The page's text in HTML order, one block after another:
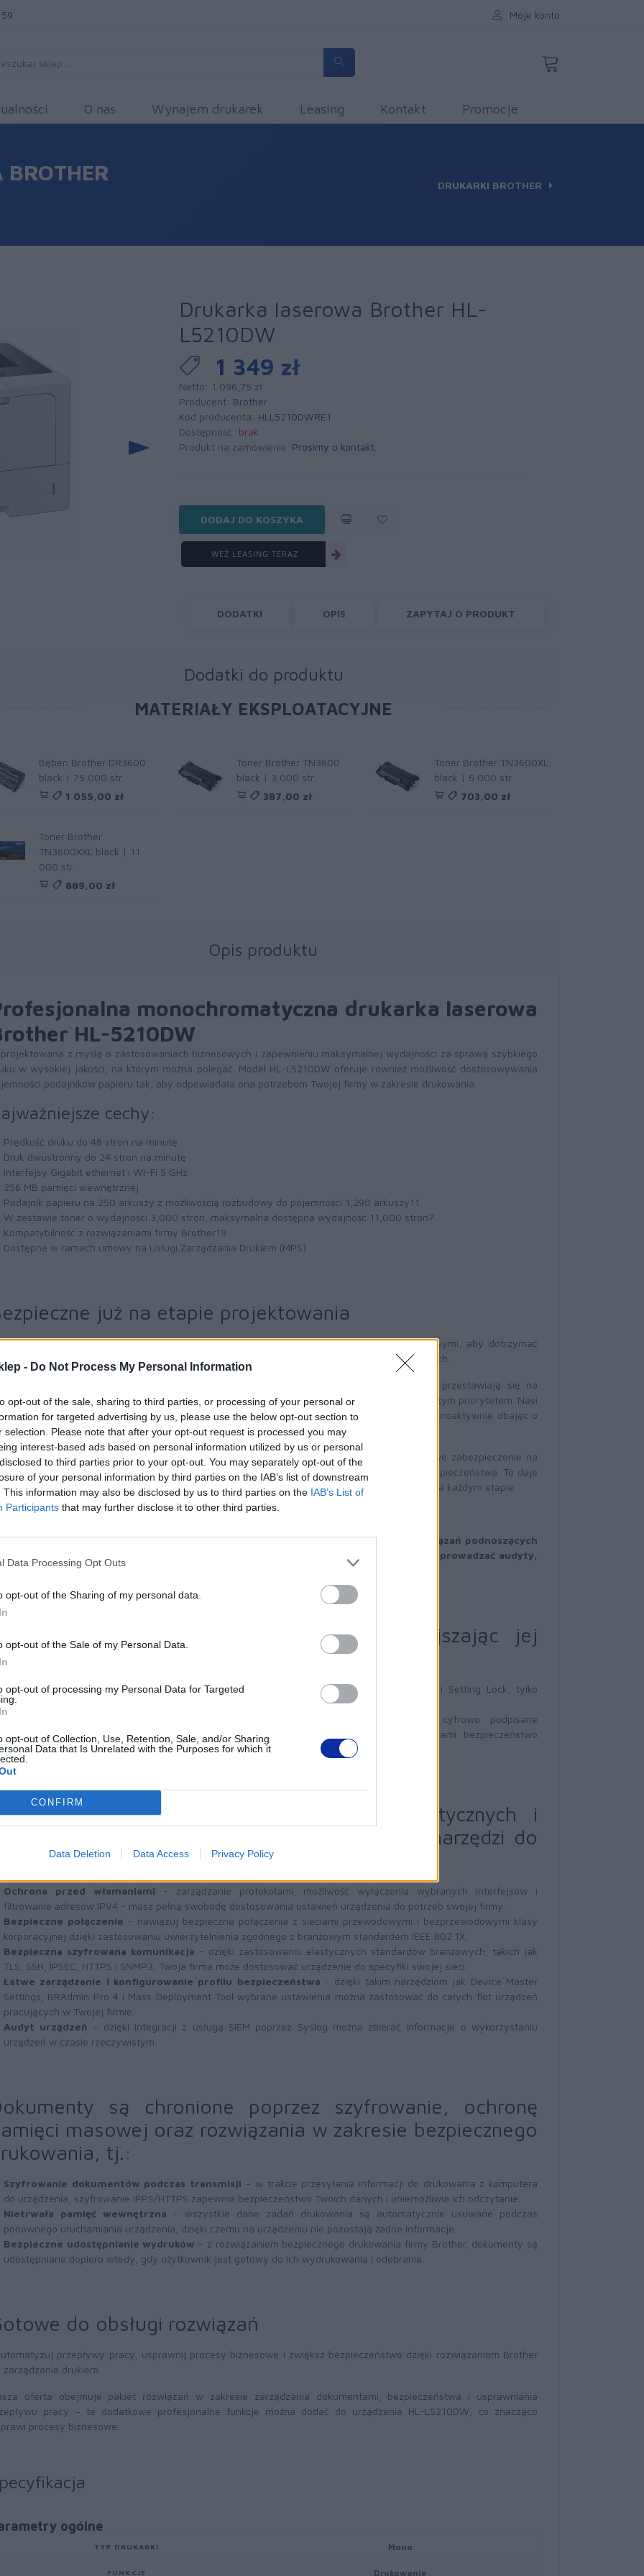
- Do Not Process My Personal Information
opt-out of the sale, sharing to third parties, or processing of your personal or
for targeted advertising by us, please use the below opt-out section to
selection. Please note that after your opt-out request is processed you may
interest-based ads based on personal information utilized by us or personal
to third parties prior to your opt-out. You may separately opt-out of the
of your personal information by third parties on the IAB’s list of downstream
This information may also be disclosed by us to third parties on the IAB’s List of
Participants that may further disclose it to other third parties.
Data Processing Opt Outs
opt-out of the Sharing of my personal data.
opt-out of the Sale of my Personal Data.
opt-out of processing my Personal Data for Targeted
opt-out of Collection, Use, Retention, Sale, and/or Sharing
Data that Is Unrelated with the Purposes for which it
CONFIRM
Data Deletion Data Access Privacy Policy
Moje konto
O nas Wynajem drukarek Leasing Kontakt Promocje
BROTHER
DRUKARKI BROTHER
Drukarka laserowa Brother HL-
L5210DW
1 349 zł
Netto: 1 096,75 zł
Producent: Brother
Kod producenta: HLL5210DWRE1
Dostępność: brak
Produkt na zamówienie. Prosimy o kontakt
DODAJ DO KOSZYKA
WEŹ LEASING TERAZ
DODATKI OPIS ZAPYTAJ O PRODUKT
Dodatki do produktu
MATERIAŁY EKSPLOATACYJNE
Bęben Brother DR3600
black | 75 000 str
1 055,00 zł
Toner Brother TN3600
black | 3 000 str
387,00 zł
Toner Brother TN3600XL
black | 6 000 str
703,00 zł
Toner Brother
TN3600XXL black | 11
000 str
889,00 zł
Opis produktu
monochromatyczna drukarka laserowa
HL-5210DW
z myślą o zastosowaniach biznesowych i zapewnieniu maksymalnej wydajności za sprawą szybkiego
w wysokiej jakości, na którym można polegać. Model HL-L5210DW oferuje również możliwość dostosowywania
podajników papieru tak, aby odpowiadała ona potrzebom Twojej firmy w zakresie drukowania.
cechy:
Prędkość druku do 48 stron na minutę
Druk dwustronny do 24 stron na minutę
Interfejsy Gigabit ethernet i Wi-Fi 5 GHz
256 MB pamięci wewnętrznej
Podajnik papieru na 250 arkuszy z możliwością rozbudowy do pojemności 1,290 arkuszy11
W zestawie toner o wydajności 3,000 stron, maksymalna dostępna wydajność 11,000 stron7
Kompatybilność z rozwiązaniami firmy Brother19
Dostępne w ramach umowy na Usługi Zarządzania Drukiem (MPS)
już na etapie projektowania
urządzenia posiadają funkcje bezpieczeństwa zgodne z najnowszymi normami branżowymi, aby dotrzymać
stale zmieniającym się przepisom dotyczącym ochrony prywatności i przetwarzanych danych.
nasze produkty oferują bezpieczeństwo w standardzie. Świadomi tego, że firmy przestawiają się na
oparte na modelu Zero Trust rozumiemy, że bezpieczeństwo staje się Twoim najwyższym priorytetem. Nasi
w tej dziedzinie stale poszukują możliwości ulepszeń dla urządzeń, rozwiązań i usług, proaktywnie dbając o
by wszystkie nasze produkty były bezpieczne już na etapie projektowania.
HL-L5210DW oferuje szereg znakomitych funkcji. Zastosowano w nim trójwarstwowe zabezpieczenie na
urządzenia, sieci i dokumentu z weryfikacją za pomocą zewnętrznych certyfikatów bezpieczeństwa. To daje
większe poczucie bezpieczeństwa i gwarantuje, że integralność danych jest zachowana na każdym etapie
pakiecie z urządzeniem HL-L5210DW otrzymujesz elastyczny zestaw funkcji i rozwiązań podnoszących
Można je dostosować do potrzeb swojej firmy i w prosty sposób przeprowadzać audyty,
bezpiecznie kontrolować i zarządzać swoją flotą urządzeń.
Twoje urządzenie chroni Twoją firmę, zmniejszając jej
na ataki poprzez:
Ograniczanie uprawnień na poziomie urządzenia -
z funkcją Secure Function Lock i Setting Lock, tylko
upoważnieni użytkownicy mają dostęp do określonych funkcji.
Ochrona integralności urządzenia -
wykrywanie włamań, bezpieczny rozruch, cyfrowo podpisane
oprogramowanie sprzętowe i szyfrowane połączenia typu end-to-end - z tymi funkcjami bezpieczeństwo
urządzenia zawsze jest na optymalnym poziomie
sieć jest chroniona za pomocą elastycznych i
zgodnych z branżowymi standardami, funkcji i narzędzi do
zarządzania, takich jak:
Ochrona przed włamaniami - zarządzanie protokołami, możliwość wyłączenia wybranych interfejsów i
filtrowanie adresów IPV4 - masz pełną swobodę dostosowania ustawień urządzenia do potrzeb swojej firmy.
Bezpieczne połączenie - nawiązuj bezpieczne połączenia z sieciami przewodowymi i bezprzewodowymi klasy
korporacyjnej dzięki zastosowaniu uwierzytelnienia zgodnego z branżowym standardem IEEE 802.1X.
Bezpieczna szyfrowana komunikacja - dzięki zastosowaniu elastycznych standardów branżowych, takich jak
TLS, SSH, IPSEC, HTTPS i SNMP3, Twoja firma może dostosować urządzenie do specyfiki swojej sieci.
Łatwe zarządzanie i konfigurowanie profilu bezpieczeństwa - dzięki takim narzędziom jak Device Master
Settings, BRAdmin Pro 4 i Mass Deployment Tool wybrane ustawienia można zastosować do całych flot urządzeń
pracujących w Twojej firmie.
Audyt urządzeń - dzięki integracji z usługą SIEM poprzez Syslog można zbierać informacje o wykorzystaniu
urządzeń w czasie rzeczywistym.
są chronione poprzez szyfrowanie, ochronę
masowej oraz rozwiązania w zakresie bezpiecznego
tj.:
Szyfrowanie dokumentów podczas transmisji – w trakcie przesyłania informacji do drukowania z komputera
do urządzenia, szyfrowanie IPPS/HTTPS zapewnia bezpieczeństwo Twoich danych i uniemożliwia ich odczytanie.
Nietrwała pamięć wewnętrzna - wszystkie dane zadań drukowania są automatycznie usuwane podczas
ponownego uruchamiania urządzenia, dzięki czemu na urządzeniu nie pozostają żadne informacje.
Bezpieczne udostępnianie wydruków - z rozwiązaniem bezpiecznego drukowania firmy Brother, dokumenty są
udostępniane dopiero wtedy, gdy użytkownik jest gotowy do ich wydrukowania i odebrania.
do obsługi rozwiązań
przepływy pracy, usprawnij procesy biznesowe i zwiększ bezpieczeństwo dzięki rozwiązaniom Brother
zarządzania drukiem.
oferta obejmuje pakiet rozwiązań w zakresie zarządzania dokumentami, bezpieczeństwa i usprawniania
pracy – te dodatkowe profesjonalne funkcje można dodać do urządzenia HL-L5210DW, co znacząco
procesy biznesowe.
ogólne
TYP DRUKARKI Mono
FUNKCJE Drukowanie